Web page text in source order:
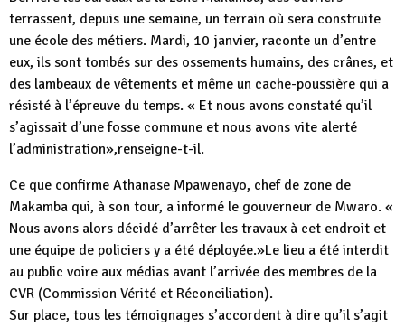
terrassent, depuis une semaine, un terrain où sera construite
une école des métiers. Mardi, 10 janvier, raconte un d’entre
eux, ils sont tombés sur des ossements humains, des crânes, et
des lambeaux de vêtements et même un cache-poussière qui a
résisté à l’épreuve du temps. « Et nous avons constaté qu’il
s’agissait d’une fosse commune et nous avons vite alerté
l’administration»,renseigne-t-il.
Ce que confirme Athanase Mpawenayo, chef de zone de
Makamba qui, à son tour, a informé le gouverneur de Mwaro. «
Nous avons alors décidé d’arrêter les travaux à cet endroit et
une équipe de policiers y a été déployée.»Le lieu a été interdit
au public voire aux médias avant l’arrivée des membres de la
CVR (Commission Vérité et Réconciliation).
Sur place, tous les témoignages s’accordent à dire qu’il s’agit